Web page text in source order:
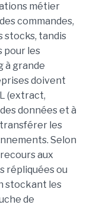
métier
commandes,
stocks, tandis
pour les
à grande
doivent
(extract,
données et à
les
Selon
aux
répliquées ou
stockant les
de